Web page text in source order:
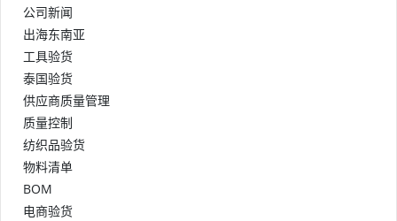
公司新闻
出海东南亚
工具验货
泰国验货
供应商质量管理
质量控制
纺织品验货
物料清单
BOM
电商验货